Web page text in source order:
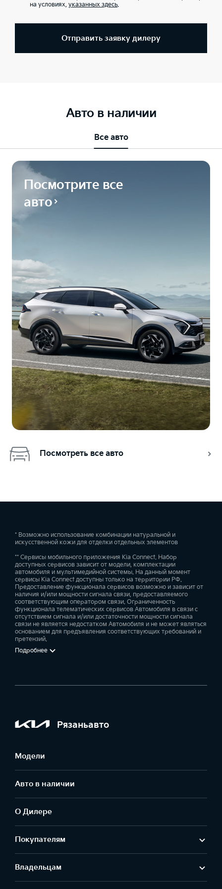
на условиях, указанных здесь.
Отправить заявку дилеру
Авто в наличии
Все авто
Посмотрите все
авто
Посмотреть все авто
* Возможно использование комбинации натуральной и
искусственной кожи для отделки отдельных элементов
** Сервисы мобильного приложения Kia Connect. Набор
доступных сервисов зависит от модели, комплектации
автомобиля и мультимедийной системы. На данный момент
сервисы Kia Connect доступны только на территории РФ.
Предоставление функционала сервисов возможно и зависит от
наличия и/или мощности сигнала связи, предоставляемого
соответствующим оператором связи. Ограниченность
функционала телематических сервисов Автомобиля в связи с
отсутствием сигнала и/или достаточности мощности сигнала
связи не является недостатком Автомобиля и не может являться
основанием для предъявления соответствующих требований и
претензий.
Подробнее
Рязаньавто
Модели
Авто в наличии
О Дилере
Покупателям
Владельцам